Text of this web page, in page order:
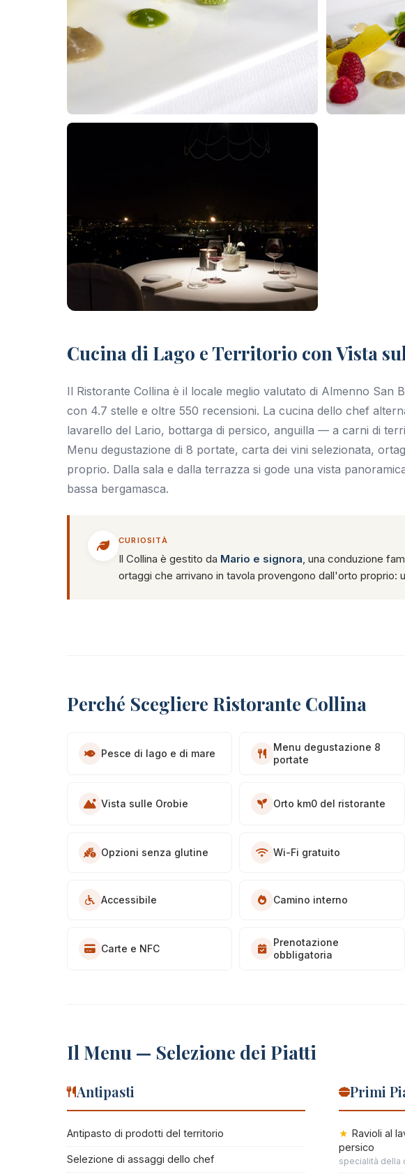
Cucina di Lago e Territorio con Vista
Il Ristorante Collina è il locale meglio valutato di Almenno San
con 4.7 stelle e oltre 550 recensioni. La cucina dello chef
lavarello del Lario, bottarga di persico, anguilla — a carni di
Menu degustazione di 8 portate, carta dei vini selezionata,
proprio. Dalla sala e dalla terrazza si gode una vista
bassa bergamasca.
CURIOSITÀ
Il Collina è gestito da Mario e signora, una conduzione
ortaggi che arrivano in tavola provengono dall'orto proprio:
Perché Scegliere Ristorante Collina
Pesce di lago e di mare
Menu degustazione 8
portate
Vista sulle Orobie Orto km0 del ristorante
Opzioni senza glutine Wi-Fi gratuito
Accessibile Camino interno
Carte e NFC
Prenotazione
obbligatoria
Il Menu — Selezione dei Piatti
Antipasti
Antipasto di prodotti del territorio
Selezione di assaggi dello chef
Primi
Ravioli al
persico
specialità della